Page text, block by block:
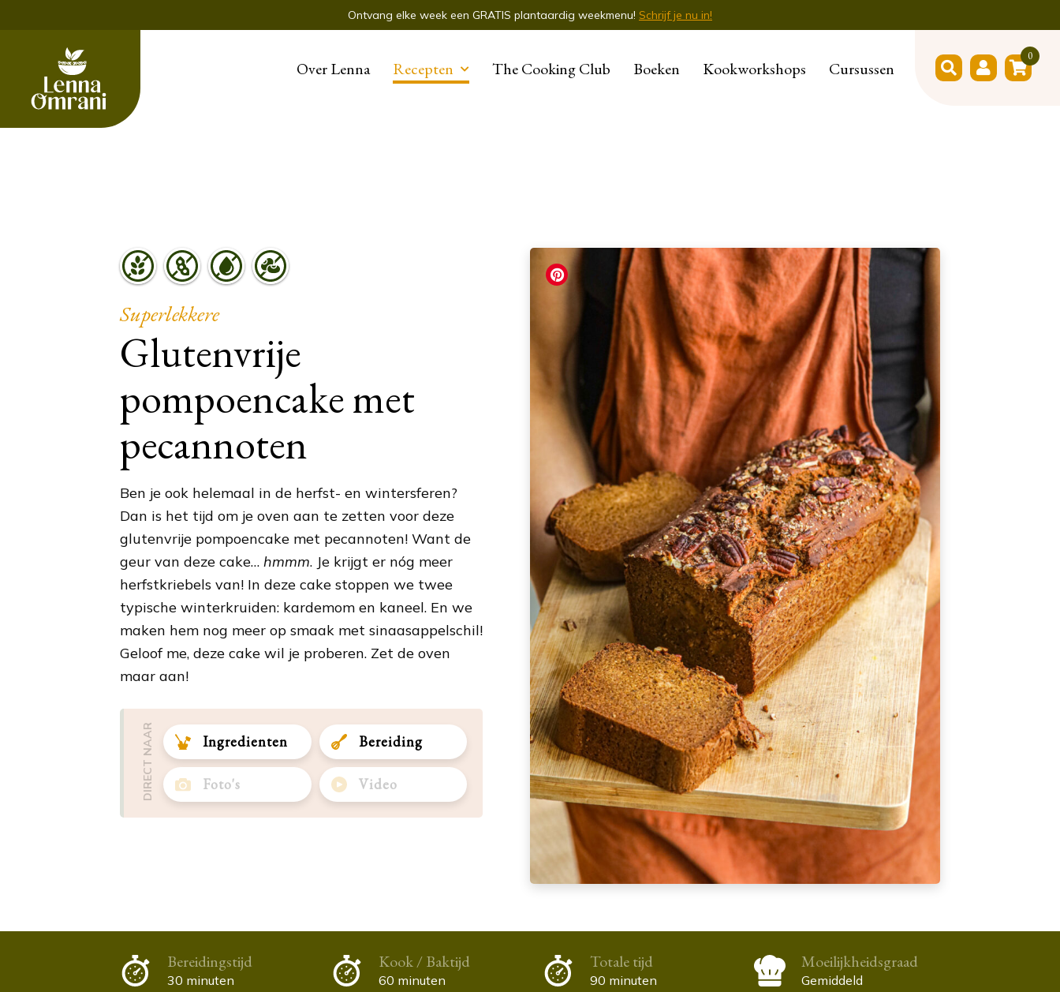
Ontvang elke week een GRATIS plantaardig weekmenu! Schrijf je nu in!
Over Lenna Recepten The Cooking Club Boeken Kookworkshops Cursussen
0
Superlekkere
Glutenvrije
pompoencake met
pecannoten
Ben je ook helemaal in de herfst- en wintersferen?
Dan is het tijd om je oven aan te zetten voor deze
glutenvrije pompoencake met pecannoten! Want de
geur van deze cake… hmmm. Je krijgt er nóg meer
herfstkriebels van! In deze cake stoppen we twee
typische winterkruiden: kardemom en kaneel. En we
maken hem nog meer op smaak met sinaasappelschil!
Geloof me, deze cake wil je proberen. Zet de oven
maar aan!
DIRECT NAAR Ingredienten Bereiding
Foto's Video
Bereidingstijd
30 minuten
Kook / Baktijd
60 minuten
Totale tijd
90 minuten
Moeilijkheidsgraad
Gemiddeld